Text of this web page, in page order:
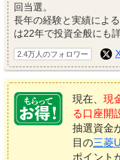
回当選。
長年の経験と実績によ
は22年で投資全般にも詳
2.4万人のフォロワー
現在、 現
る口座開
抽選資金
目の三菱
ポイント